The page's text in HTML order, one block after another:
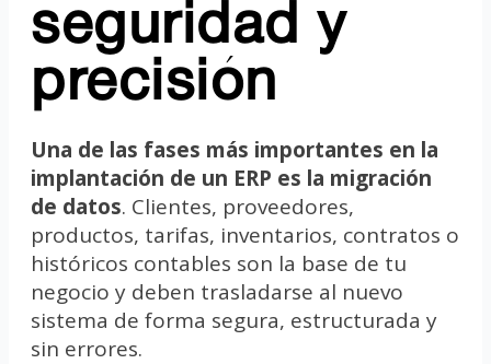
seguridad y
precisión
Una de las fases más importantes en la
implantación de un ERP es la migración
de datos. Clientes, proveedores,
productos, tarifas, inventarios, contratos o
históricos contables son la base de tu
negocio y deben trasladarse al nuevo
sistema de forma segura, estructurada y
sin errores.